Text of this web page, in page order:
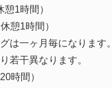
憩1時間）
憩1時間）
は一ヶ月毎になります。
若干異なります。
時間）